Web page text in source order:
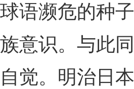
球语濒危的种
族意识。与此
自觉。明治日